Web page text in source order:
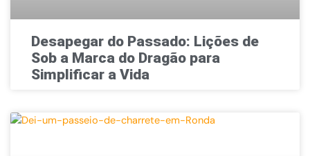
Desapegar do Passado: Lições de
Sob a Marca do Dragão para
Simplificar a Vida